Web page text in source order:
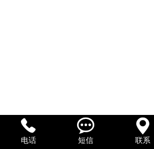

电话

短信

联系